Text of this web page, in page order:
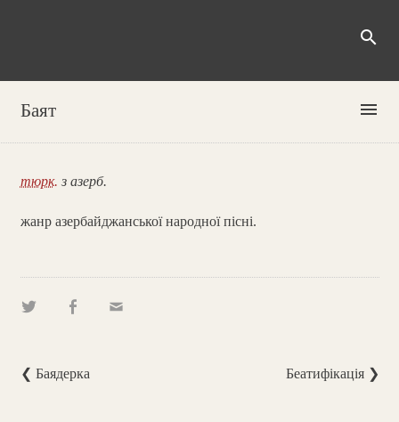
search
Баят menu
тюрк. з азерб.
жанр азербайджанської народної пісні.
❮ Баядерка Беатифікація ❯